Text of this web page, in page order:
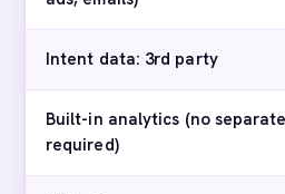
Intent data: 3rd party
Built-in analytics (no
required)